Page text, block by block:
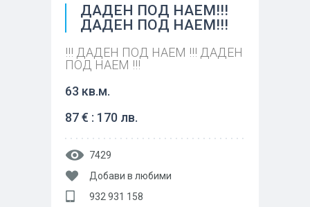
ДАДЕН ПОД НАЕМ!!!
ДАДЕН ПОД НАЕМ!!!
!!! ДАДЕН ПОД НАЕМ !!! ДАДЕН
ПОД НАЕМ !!!
63 кв.м.
87 € : 170 лв.
7429
Добави в любими
932 931 158